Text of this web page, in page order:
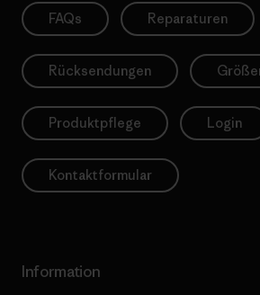
FAQs Reparaturen
Rücksendungen
Produktpflege Login
Kontaktformular
Information